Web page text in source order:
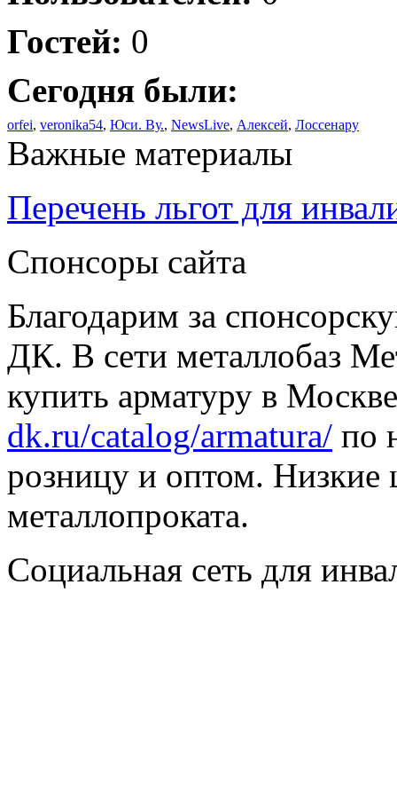
Гостей: 0
Сегодня были:
orfei, veronika54, Юси. Ву., NewsLive, Алексей, Лоссенару
Важные материалы
Перечень льгот для
Спонсоры сайта
Благодарим за
ДК. В сети металлобаз
купить арматуру в
dk.ru/catalog/armatura/ по
розницу и оптом. Низкие
металлопроката.
Социальная сеть для